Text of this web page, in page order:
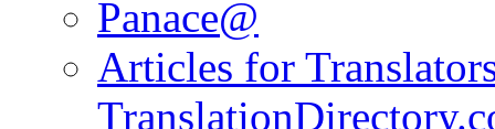
Panace@
Articles for